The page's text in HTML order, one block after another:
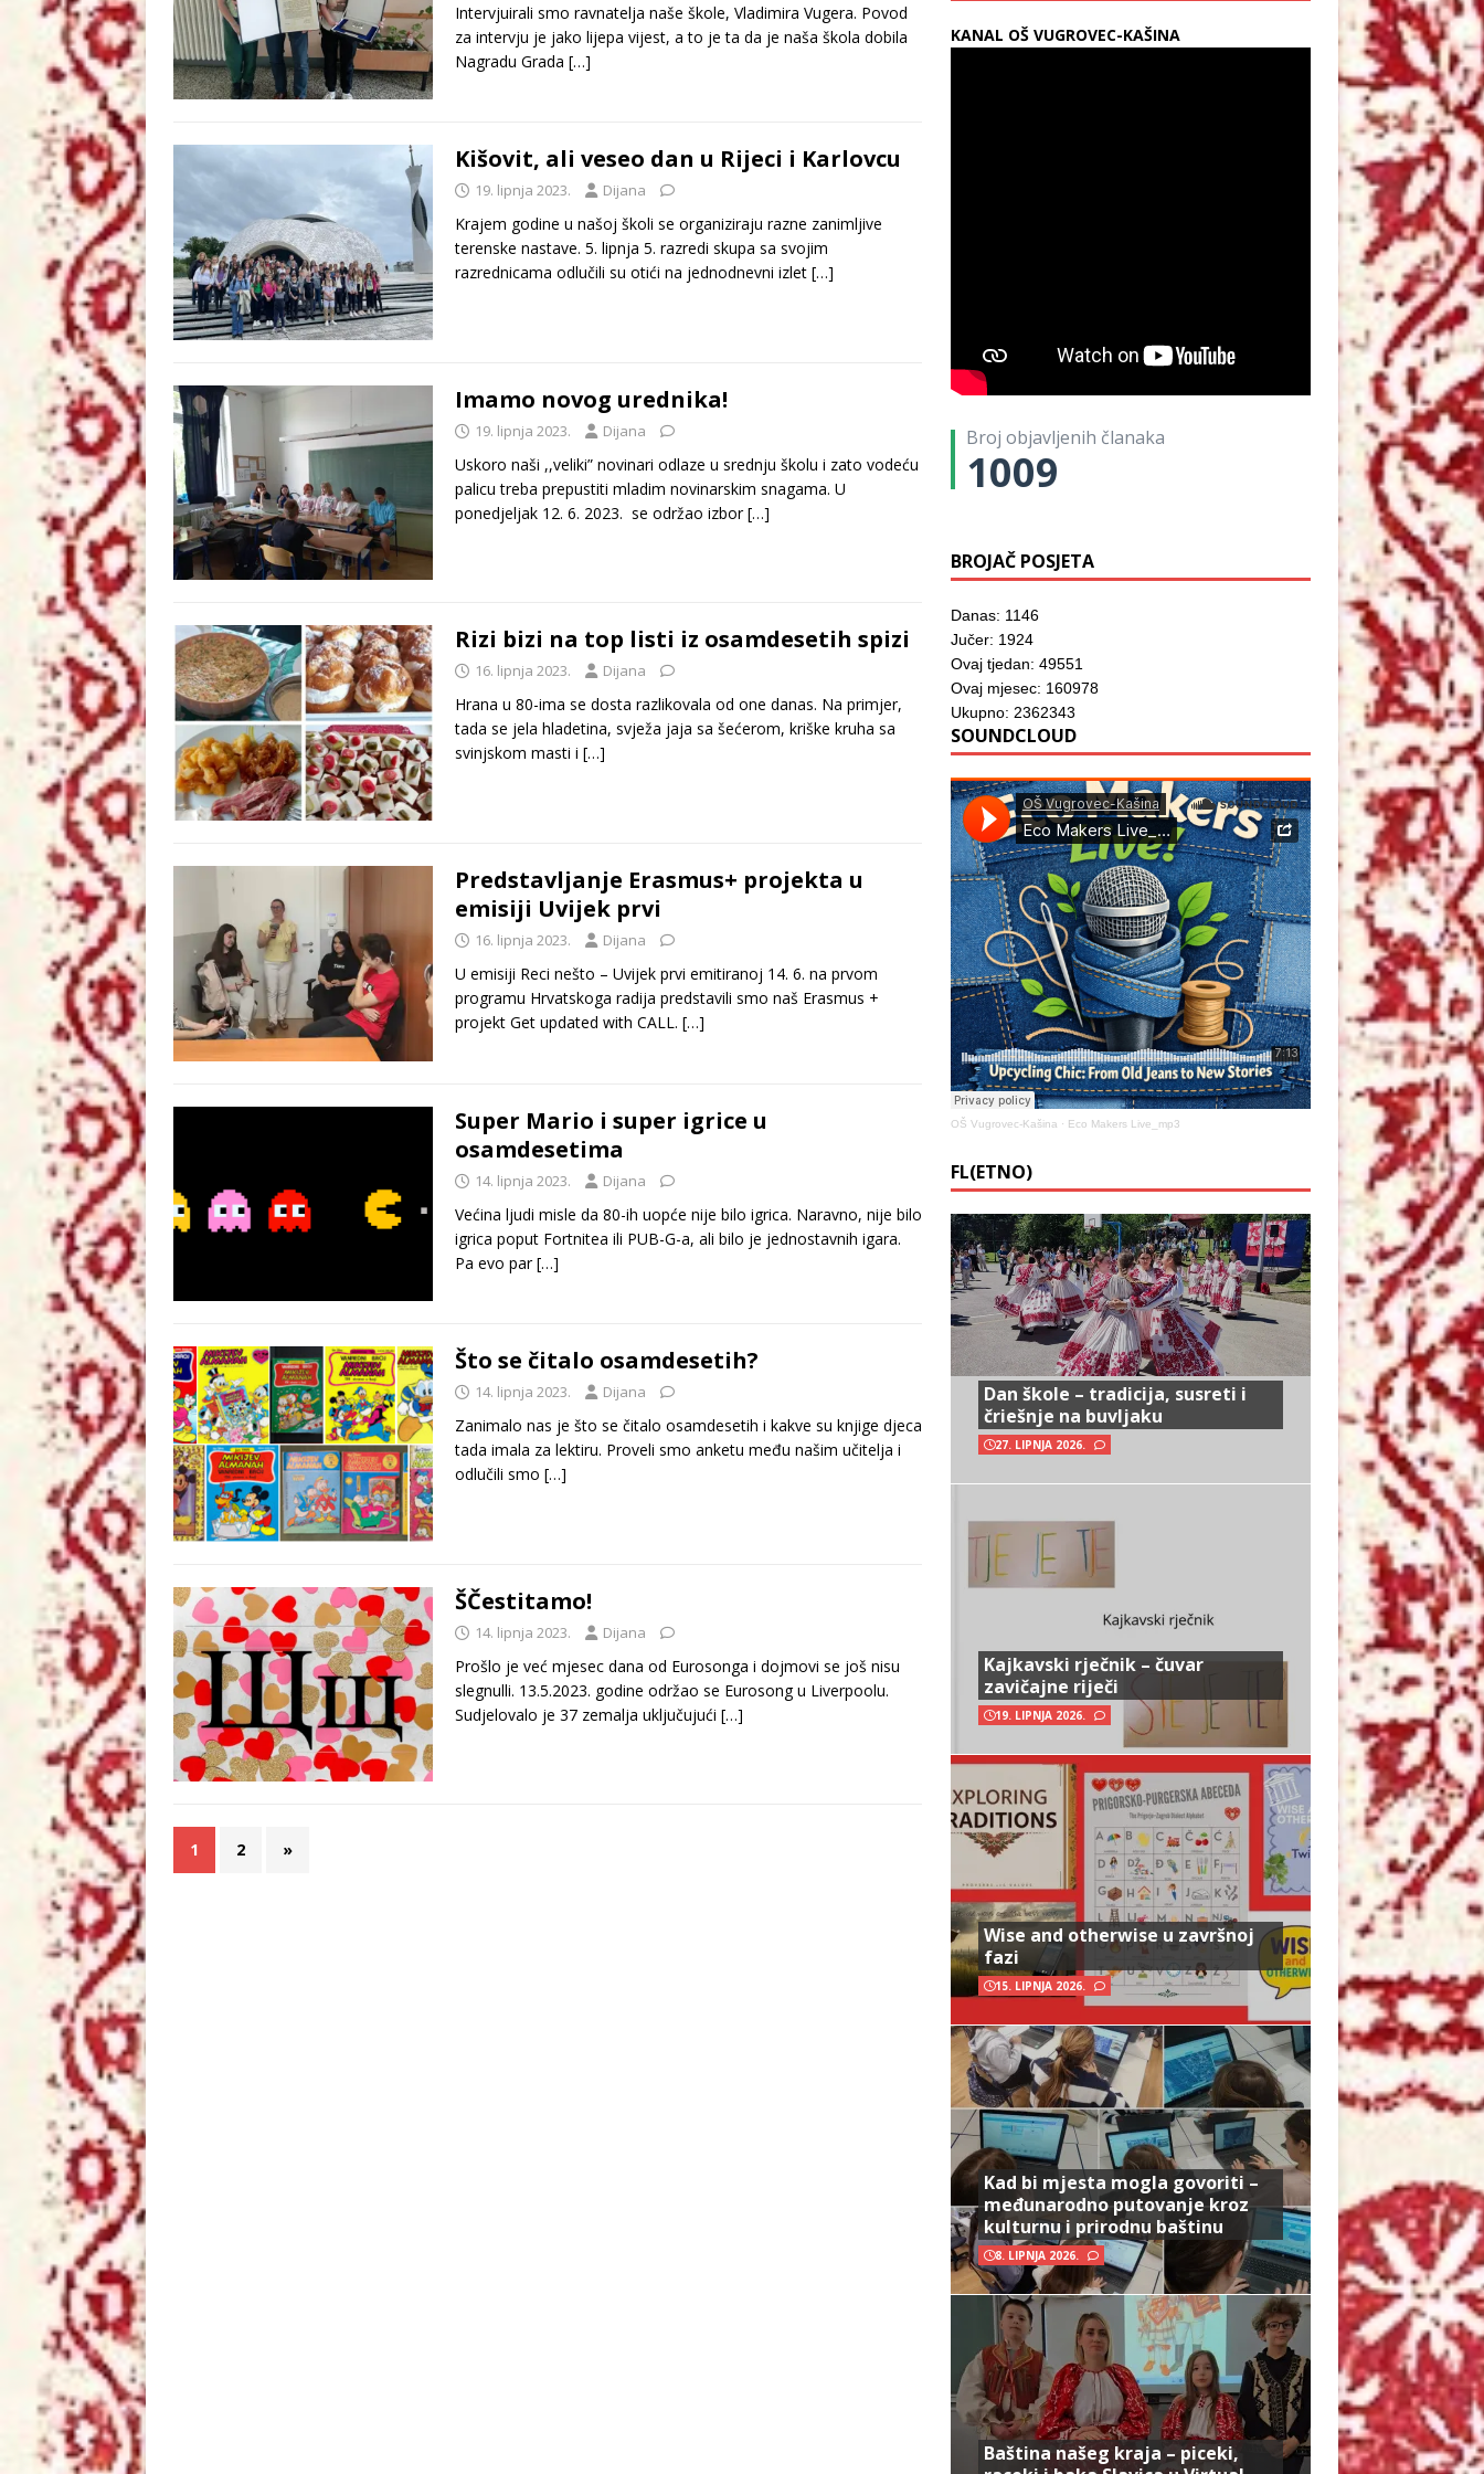
Intervjuirali smo ravnatelja naše škole, Vladimira Vugera. Povod
za intervju je jako lijepa vijest, a to je ta da je naša škola dobila
Nagradu Grada […]
Kišovit, ali veseo dan u Rijeci i Karlovcu
19. lipnja 2023. Dijana
Krajem godine u našoj školi se organiziraju razne zanimljive
terenske nastave. 5. lipnja 5. razredi skupa sa svojim
razrednicama odlučili su otići na jednodnevni izlet […]
Imamo novog urednika!
19. lipnja 2023. Dijana
Uskoro naši ,,veliki” novinari odlaze u srednju školu i zato vodeću
palicu treba prepustiti mladim novinarskim snagama. U
ponedjeljak 12. 6. 2023. se održao izbor[…]
Rizi bizi na top listi iz osamdesetih spizi
16. lipnja 2023. Dijana
Hrana u 80-ima se dosta razlikovala od one danas. Na primjer,
tada se jela hladetina, svježa jaja sa šećerom, kriške kruha sa
svinjskom masti i […]
Predstavljanje Erasmus+ projekta u
emisiji Uvijek prvi
16. lipnja 2023. Dijana
U emisiji Reci nešto – Uvijek prvi emitiranoj 14. 6. na prvom
programu Hrvatskoga radija predstavili smo naš Erasmus +
projekt Get updated with CALL. […]
Super Mario i super igrice u
osamdesetima
14. lipnja 2023. Dijana
Većina ljudi misle da 80-ih uopće nije bilo igrica. Naravno, nije bilo
igrica poput Fortnitea ili PUB-G-a, ali bilo je jednostavnih igara.
Pa evo par[…]
Što se čitalo osamdesetih?
14. lipnja 2023. Dijana
Zanimalo nas je što se čitalo osamdesetih i kakve su knjige djeca
tada imala za lektiru. Proveli smo anketu među našim učitelja i
odlučili smo […]
ŠČestitamo!
14. lipnja 2023. Dijana
Prošlo je već mjesec dana od Eurosonga i dojmovi se još nisu
slegnulli. 13.5.2023. godine održao se Eurosong u Liverpoolu.
Sudjelovalo je 37 zemalja uključujući […]
1 2 »
KANAL OŠ VUGROVEC-KAŠINA
Broj objavljenih članaka
1009
BROJAČ POSJETA
Danas: 1146
Jučer: 1924
Ovaj tjedan: 49551
Ovaj mjesec: 160978
Ukupno: 2362343
SOUNDCLOUD
OŠ Vugrovec-Kašina · Eco Makers Live_mp3
FL(ETNO)
Dan škole – tradicija, susreti i
čriešnje na buvljaku
27. LIPNJA 2026.
Kajkavski rječnik – čuvar
zavičajne riječi
19. LIPNJA 2026.
Wise and otherwise u završnoj
fazi
15. LIPNJA 2026.
Kad bi mjesta mogla govoriti –
međunarodno putovanje kroz
kulturnu i prirodnu baštinu
8. LIPNJA 2026.
Baština našeg kraja – piceki,